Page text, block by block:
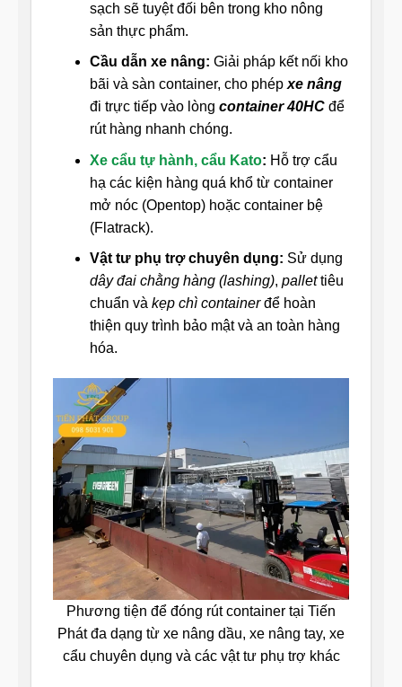
sạch sẽ tuyệt đối bên trong kho nông
sản thực phẩm.
Cầu dẫn xe nâng: Giải pháp kết nối kho
bãi và sàn container, cho phép xe nâng
đi trực tiếp vào lòng container 40HCđể
rút hàng nhanh chóng.
Xe cẩu tự hành, cẩu Kato: Hỗ trợ cẩu
hạ các kiện hàng quá khổ từ container
mở nóc (Opentop) hoặc container bệ
(Flatrack).
Vật tư phụ trợ chuyên dụng: Sử dụng
dây đai chằng hàng (lashing), pallettiêu
chuẩn và kẹp chì containerđể hoàn
thiện quy trình bảo mật và an toàn hàng
hóa.
Phương tiện để đóng rút container tại Tiến
Phát đa dạng từ xe nâng dầu, xe nâng tay, xe
cẩu chuyên dụng và các vật tư phụ trợ khác